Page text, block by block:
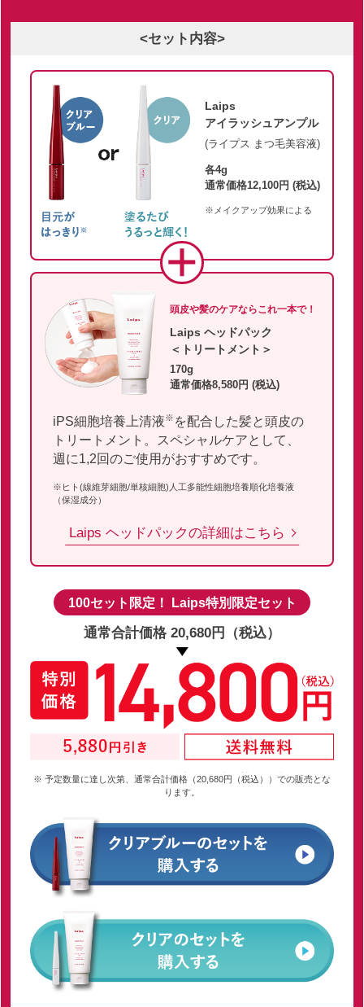
<セット内容>
Laips
アイラッシュアンプル
(ライプス まつ毛美容液)
各4g
通常価格12,100円 (税込)
※メイクアップ効果による
頭皮や髪のケアならこれ一本で！
Laips ヘッドパック
＜トリートメント＞
170g
通常価格8,580円 (税込)
iPS細胞培養上清液※ を配合した髪と頭皮の
トリートメント。スペシャルケアとして、
週に1,2回のご使用がおすすめです。
※ヒト(線維芽細胞/単核細胞)人工多能性細胞培養順化培養液
（保湿成分）
Laips ヘッドパックの詳細はこちら
100セット限定！ Laips特別限定セット
通常合計価格 20,680円（税込）
※ 予定数量に達し次第、通常合計価格（20,680円（税込））での販売とな
ります。